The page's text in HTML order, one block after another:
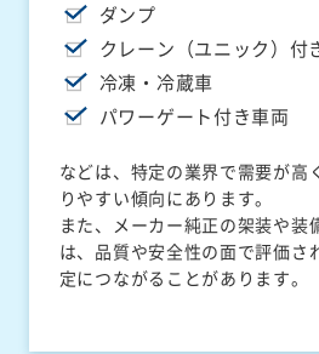
ダンプ
クレーン（ユニック）付
冷凍・冷蔵車
パワーゲート付き車両
などは、特定の業界で需要が高
りやすい傾向にあります。
また、メーカー純正の架装や装
は、品質や安全性の面で評価さ
定につながることがあります。